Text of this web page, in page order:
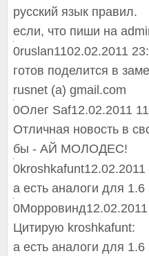
русский язык правил.
если, что пиши на
0ruslan1102.02.2011
готов поделится в
rusnet (a) gmail.com
0Олег Saf12.02.2011
Отличная новость в
бы - АЙ МОЛОДЕС!
0kroshkafunt12.02.2011
а есть аналоги для 1.6
0Морровинд
Цитирую kroshkafunt:
а есть аналоги для 1.6